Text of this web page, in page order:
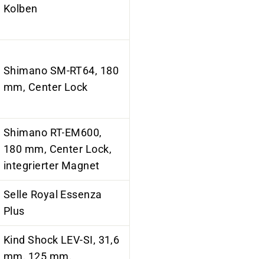
Kolben
Shimano SM-RT64, 180
mm, Center Lock
Shimano RT-EM600,
180 mm, Center Lock,
integrierter Magnet
Selle Royal Essenza
Plus
Kind Shock LEV-SI, 31,6
mm, 125 mm,